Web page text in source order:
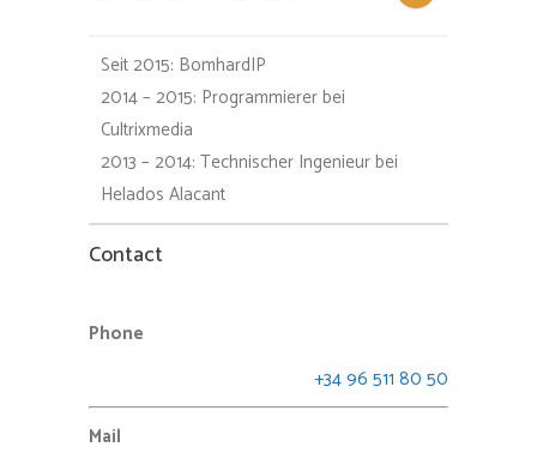
Seit 2015: BomhardIP
2014 – 2015: Programmierer bei
Cultrixmedia
2013 – 2014: Technischer Ingenieur bei
Helados Alacant
Contact
Phone
+34 96 511 80 50
Mail